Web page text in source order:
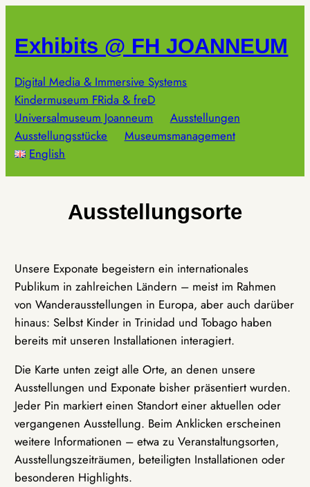
springen
Exhibits @ FH JOANNEUM
Digital Media & Immersive Systems
Kindermuseum FRida & freD
Universalmuseum Joanneum
Ausstellungen
Ausstellungsstücke
Museumsmanagement
English
Ausstellungsorte
Unsere Exponate begeistern ein internationales
Publikum in zahlreichen Ländern – meist im Rahmen
von Wanderausstellungen in Europa, aber auch darüber
hinaus: Selbst Kinder in Trinidad und Tobago haben
bereits mit unseren Installationen interagiert.
Die Karte unten zeigt alle Orte, an denen unsere
Ausstellungen und Exponate bisher präsentiert wurden.
Jeder Pin markiert einen Standort einer aktuellen oder
vergangenen Ausstellung. Beim Anklicken erscheinen
weitere Informationen – etwa zu Veranstaltungsorten,
Ausstellungszeiträumen, beteiligten Installationen oder
besonderen Highlights.